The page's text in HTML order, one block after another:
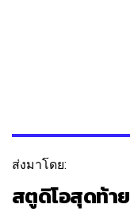
ส่งมาโดย:
สตูดิโอสุดท้าย